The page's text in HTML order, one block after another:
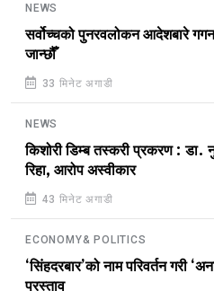
NEWS
सर्वोच्चको पुनरवलोकन आदेशबारे
जान्छौँ
33 मिनेट अगाडी
NEWS
किशोरी डिम्ब तस्करी प्रकरण : डा.
रिहा, आरोप अस्वीकार
43 मिनेट अगाडी
ECONOMY& POLITICS
‘सिंहदरबार’को नाम परिवर्तन गरी
प्रस्ताव